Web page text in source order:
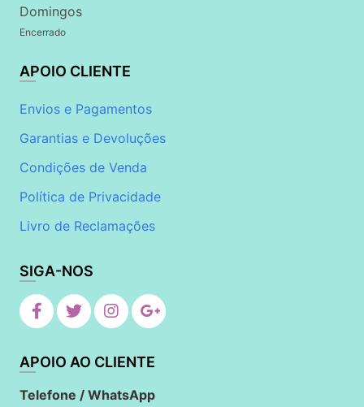
Domingos
Encerrado
APOIO CLIENTE
Envios e Pagamentos
Garantias e Devoluções
Condições de Venda
Política de Privacidade
Livro de Reclamações
SIGA-NOS
APOIO AO CLIENTE
Telefone / WhatsApp